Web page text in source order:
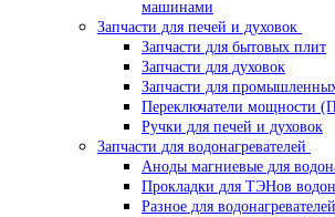
машинами
Запчасти для печей и духовок
Запчасти для бытовых плит
Запчасти для духовок
Запчасти для
Переключатели мощности
Ручки для печей и духовок
Запчасти для водонагревателей
Аноды магниевые для
Прокладки для ТЭНов
Разное для водонагревателей